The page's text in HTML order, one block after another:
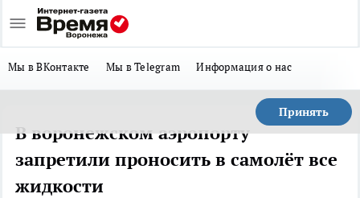
Мы в ВКонтакте Мы в Telegram Информация о нас
Принять
В воронежском аэропорту
запретили проносить в самолёт все
жидкости